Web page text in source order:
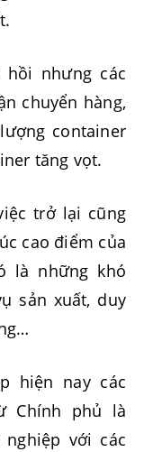
hồi nhưng các
chuyển hàng,
container
tăng vọt.
trở lại cũng
cao điểm của
là những khó
sản xuất, duy
hiện nay các
Chính phủ là
với các